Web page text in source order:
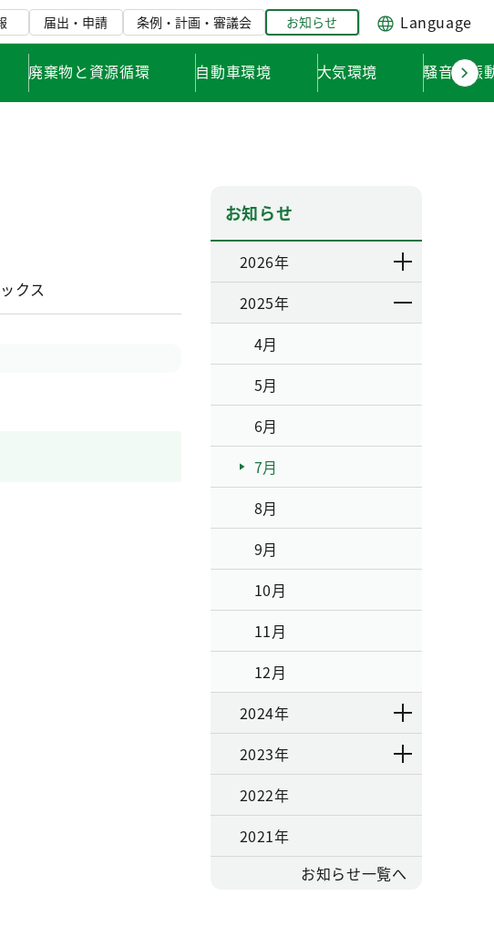
届出・申請 条例・計画・審議会 お知らせ Language
廃棄物と資源循環 自動車環境 大気環境 騒音・振
クス
お知らせ
2026年
2025年
4月
5月
6月
7月
8月
9月
10月
11月
12月
2024年
2023年
2022年
2021年
お知らせ一覧へ